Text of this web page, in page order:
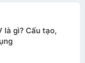
là gì? Cấu tạo,